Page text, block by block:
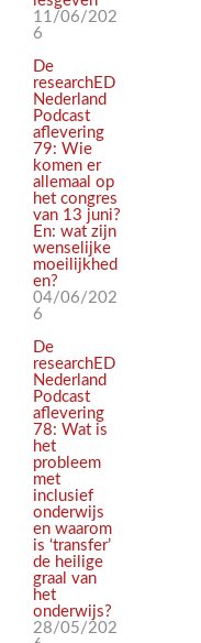
11/06/202
6
De
researchED
Nederland
Podcast
aflevering
79: Wie
komen er
allemaal op
het congres
van 13 juni?
En: wat zijn
wenselijke
moeilijkhed
en?
04/06/202
6
De
researchED
Nederland
Podcast
aflevering
78: Wat is
het
probleem
met
inclusief
onderwijs
en waarom
is ‘transfer’
de heilige
graal van
het
onderwijs?
28/05/202